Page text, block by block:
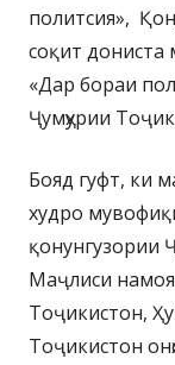
политсия»,
соқит дониста
«Дар бораи
Ҷумҳурии
Бояд гуфт, ки
худро
қонунгузории
Маҷлиси
Тоҷикистон,
Тоҷикистон